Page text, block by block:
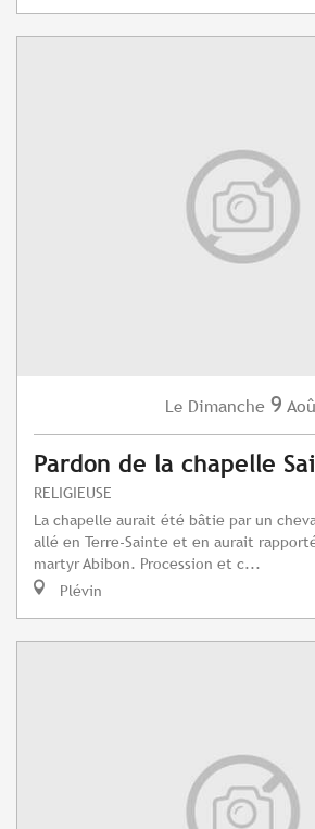
Le Dimanche 9
Pardon de la chapelle
RELIGIEUSE
La chapelle aurait été bâtie par un
allé en Terre-Sainte et en aurait
martyr Abibon. Procession et c...
Plévin